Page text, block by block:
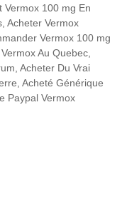
Vermox 100 mg En
Acheter Vermox
Vermox 100 mg
Au Quebec,
Acheter Du Vrai
Acheté Générique
Paypal Vermox